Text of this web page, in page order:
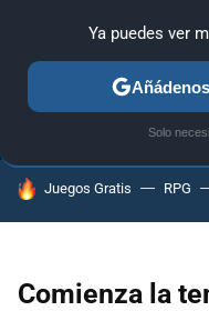
ANÁLISIS GUÍAS Y
HOY SE HABLA DE
Juegos Gratis RPG
Comienza la
Ya puedes ver
Solo